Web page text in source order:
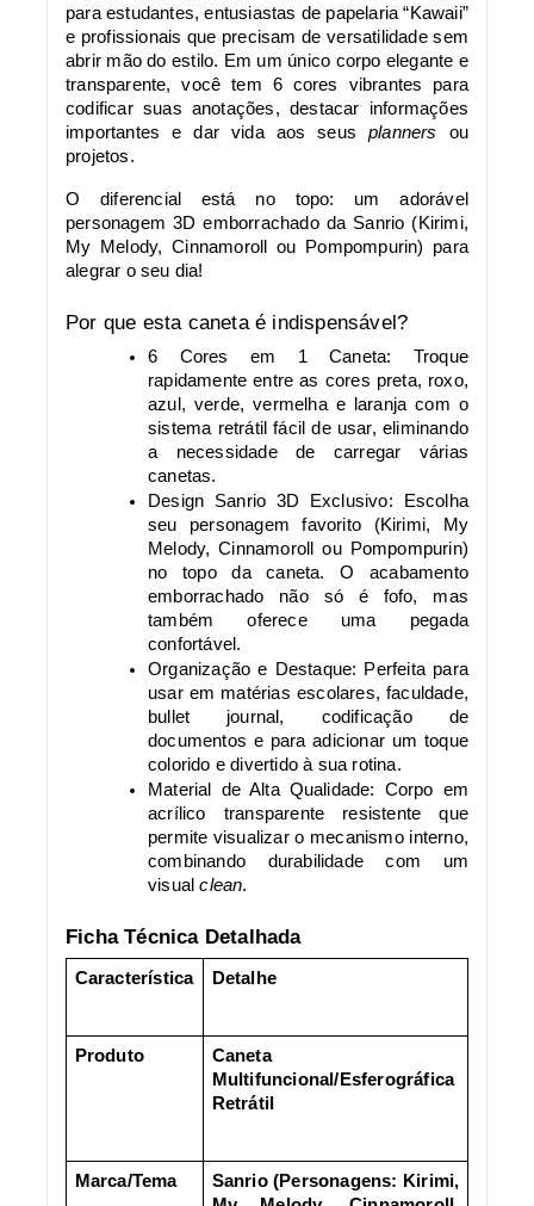
para estudantes, entusiastas de papelaria “Kawaii”
e profissionais que precisam de versatilidade sem
abrir mão do estilo. Em um único corpo elegante e
transparente, você tem 6 cores vibrantes para
codificar suas anotações, destacar informações
importantes e dar vida aos seusplanners
ou
projetos.
O diferencial está no topo: um adorável
personagem 3D emborrachado da Sanrio (Kirimi,
My Melody, Cinnamoroll ou Pompompurin) para
alegrar o seu dia!
Por que esta caneta é indispensável?
6 Cores em 1 Caneta: Troque
rapidamente entre as cores preta, roxo,
azul, verde, vermelha e laranja com o
sistema retrátil fácil de usar, eliminando
a necessidade de carregar várias
canetas.
Design Sanrio 3D Exclusivo: Escolha
seu personagem favorito (Kirimi, My
Melody, Cinnamoroll ou Pompompurin)
no topo da caneta. O acabamento
emborrachado não só é fofo, mas
também oferece uma pegada
confortável.
Organização e Destaque: Perfeita para
usar em matérias escolares, faculdade,
bullet journal, codificação de
documentos e para adicionar um toque
colorido e divertido à sua rotina.
Material de Alta Qualidade: Corpo em
acrílico transparente resistente que
permite visualizar o mecanismo interno,
combinando durabilidade com um
visualclean.
Ficha Técnica Detalhada
Característica Detalhe
Produto
Caneta
Multifuncional/Esferográfica
Retrátil
Marca/Tema
Sanrio (Personagens: Kirimi,